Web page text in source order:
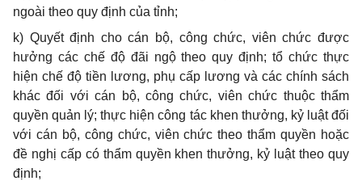
ngoài theo quy định của tỉnh;
k) Quyết định cho cán bộ, công chức, viên chức được
hưởng các chế độ đãi ngộ theo quy định; tổ chức thực
hiện chế độ tiền lương, phụ cấp lương và các chính sách
khác đối với cán bộ, công chức, viên chức thuộc thẩm
quyền quản lý; thực hiện công tác khen thưởng, kỷ luật đối
với cán bộ, công chức, viên chức theo thẩm quyền hoặc
đề nghị cấp có thẩm quyền khen thưởng, kỷ luật theo quy
định;